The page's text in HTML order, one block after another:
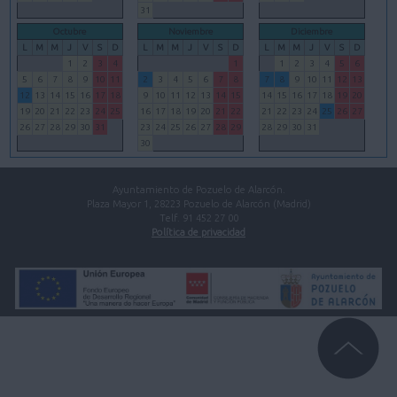
31
M M V S
D
1
2 3
4
5
6 7 8 9 10
11
12
13 14 15 16 17
18
19
20 21 22 23 24
25
26
27 28 29 30 31
M M V S
D
1
2
3 4 5 6 7
8
9
10 11 12 13 14
15
16
17 18 19 20 21
22
23
24 25 26 27 28
29
30
M M V S
D
1
2 3 4 5
6
7
8 9 10 11 12
13
14
15 16 17 18 19
20
21
22 23 24 25 26
27
28
29 30 31
Ayuntamiento de Pozuelo de Alarcón.
Plaza Mayor 1, 28223 Pozuelo de Alarcón (Madrid)
Telf. 91 452 27 00
Política de privacidad